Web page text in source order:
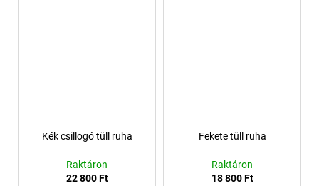
Kék csillogó tüll ruha
Raktáron
22 800 Ft
Fekete tüll ruha
Raktáron
18 800 Ft